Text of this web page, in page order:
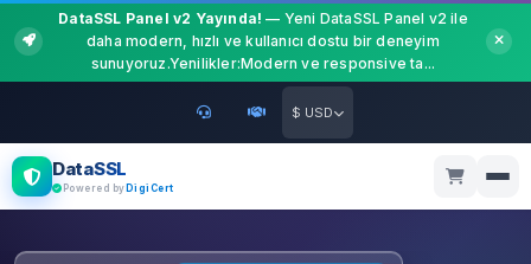
DataSSL Panel v2 Yayında! — Yeni DataSSL Panel v2 ile
daha modern, hızlı ve kullanıcı dostu bir deneyim
sunuyoruz.Yenilikler:Modern ve responsive ta...
$ USD
DataSSL
Powered by DigiCert